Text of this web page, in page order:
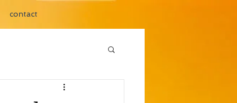
contact